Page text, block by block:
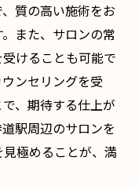
質の高い施術をお
また、サロンの常
けることも可能で
ンセリングを受
、期待する仕上が
駅周辺のサロンを
極めることが、満